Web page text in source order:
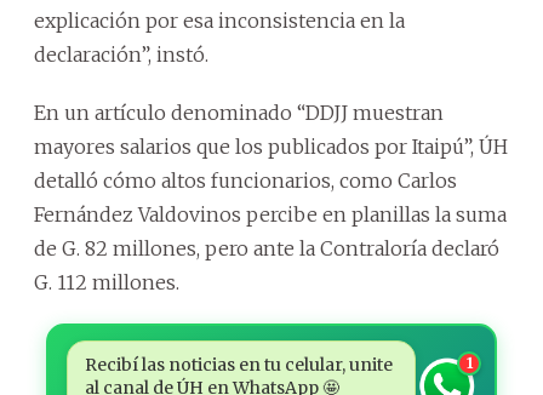
explicación por esa inconsistencia en la
declaración”, instó.
En un artículo denominado “DDJJ muestran
mayores salarios que los publicados por Itaipú”, ÚH
detalló cómo altos funcionarios, como Carlos
Fernández Valdovinos percibe en planillas la suma
de G. 82 millones, pero ante la Contraloría declaró
G. 112 millones.
Recibí las noticias en tu celular, unite
al canal de ÚH en WhatsApp 🤩
1